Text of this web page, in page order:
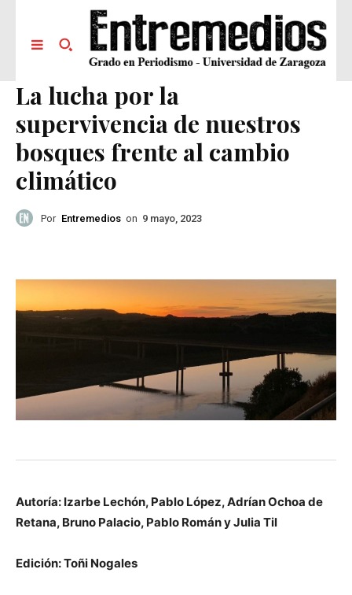
La lucha por la
supervivencia de nuestros
bosques frente al cambio
climático
Por Entremedios on 9 mayo, 2023
Autoría: Izarbe Lechón, Pablo López, Adrían Ochoa de
Retana, Bruno Palacio, Pablo Román y Julia Til
Edición: Toñi Nogales